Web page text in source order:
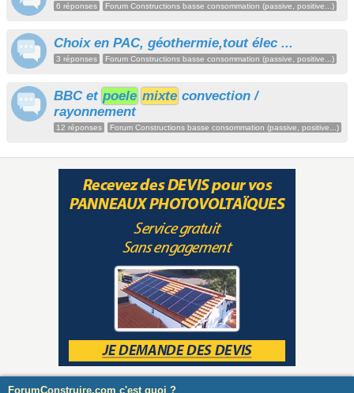
6 réponses Forum Constructions basse consommation (passive, positive...)
Choix en PAC, géothermie,tout élec ...
3 réponses Forum Constructions basse consommation (passive, positive...)
BBC et poele mixte convection /
rayonnement
12 réponses Forum Constructions basse consommation (passive, positive...)
ForumConstruire.com c'est quoi ?